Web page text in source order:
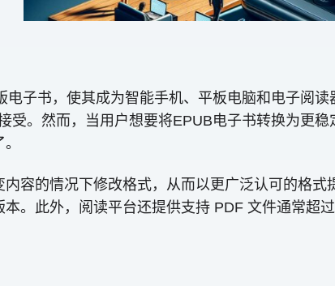
子书，使其成为智能手机、平板电脑和电子阅
受。然而，当用户想要将EPUB电子书转换为更
容的情况下修改格式，从而以更广泛认可的格
。此外，阅读平台还提供支持 PDF 文件通常超